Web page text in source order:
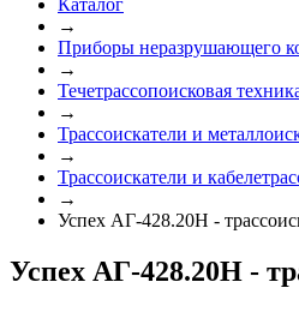
Каталог
→
Приборы неразрушающего
→
Течетрассопоисковая
→
Трассоискатели и
→
Трассоискатели и
→
Успех АГ-428.20Н -
Успех АГ-428.20Н -